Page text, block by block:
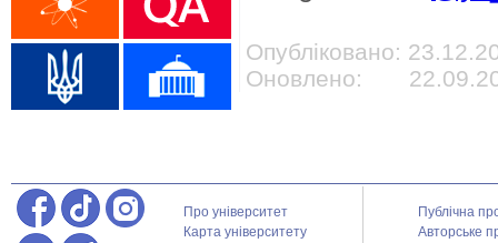
Опубліковано:
Оновлено:
Про університет
Карта університету
Публічна
Авторське